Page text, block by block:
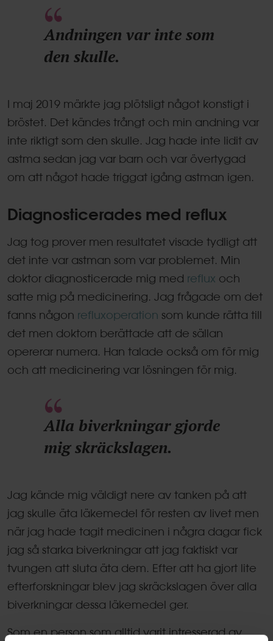
Andningen var inte som
den skulle.
I maj 2019 märkte jag plötsligt något konstigt i
bröstet. Det kändes trångt och min andning var
inte riktigt som den skulle. Jag hade inte lidit av
astma sedan jag var barn och var övertygad
om att något hade triggat igång astman igen.
Diagnosticerades med reflux
Jag tog prover men resultatet visade tydligt att
det inte var astman som var problemet. Min
doktor diagnosticerade mig med reflux och
satte mig på medicinering. Jag frågade om det
fanns någon refluxoperation som kunde rätta till
det men doktorn berättade att de sällan
opererar numera. Han talade också om för mig
och att medicinering var lösningen för mig.
Alla biverkningar gjorde
mig skräckslagen.
Jag kände mig väldigt nere av tanken på att
jag skulle äta läkemedel för resten av livet men
när jag hade tagit medicinen i några dagar fick
jag så starka biverkningar att jag faktiskt var
tvungen att sluta äta dem. Efter att ha gjort lite
efterforskningar blev jag skräckslagen över alla
biverkningar dessa läkemedel ger.
Som en person som alltid varit intresserad av